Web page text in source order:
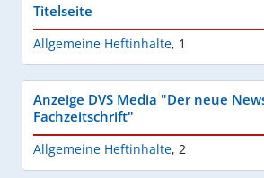
Titelseite
Allgemeine Heftinhalte, 1
Anzeige DVS Media "Der neue
Fachzeitschrift"
Allgemeine Heftinhalte, 2